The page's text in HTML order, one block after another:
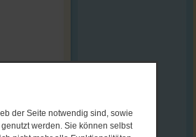
der Seite notwendig sind, sowie
werden. Sie können selbst